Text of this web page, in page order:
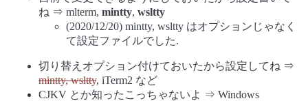
ね ⇒ mlterm, mintty, wsltty
(2020/12/20) mintty, wsltty はオプションじゃなく
て設定ファイルでした.
切り替えオプション付けておいたから設定してね ⇒
mintty, wsltty, iTerm2 など
CJKV とか知ったこっちゃないよ ⇒ Windows